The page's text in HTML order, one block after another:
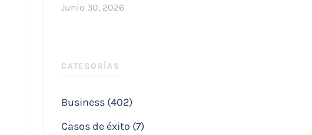
Junio 30, 2026
CATEGORÍAS
Business (402)
Casos de éxito (7)